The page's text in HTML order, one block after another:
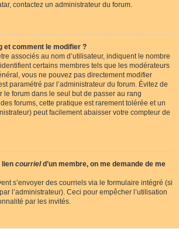
contactez un administrateur du forum.
et comment le modifier ?
associés au nom d’utilisateur, indiquent le nombre
certains membres tels que les modérateurs
vous ne pouvez pas directement modifier
paramétré par l’administrateur du forum. Évitez de
le forum dans le seul but de passer au rang
forums, cette pratique est rarement tolérée et un
peut facilement abaisser votre compteur de
lien courrield’un membre, on me demande de me
s’envoyer des courriels via le formulaire intégré (si
l’administrateur). Ceci pour empêcher l’utilisation
par les invités.